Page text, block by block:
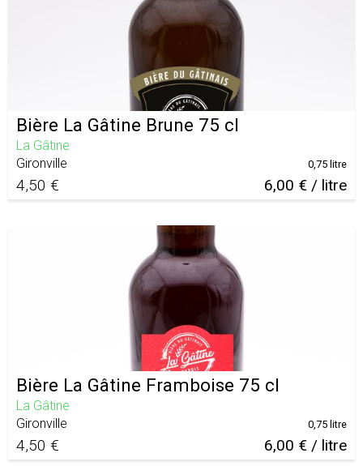
Bière La Gâtine Brune 75 cl
La Gâtine
Gironville
4,50 € 6,00 € / litre
0,75 litre
Bière La Gâtine Framboise 75 cl
La Gâtine
Gironville
4,50 € 6,00 € / litre
0,75 litre